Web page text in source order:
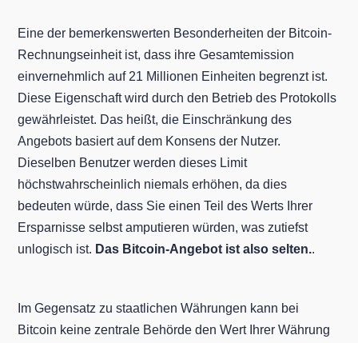
Eine der bemerkenswerten Besonderheiten der Bitcoin-
Rechnungseinheit ist, dass ihre Gesamtemission
einvernehmlich auf 21 Millionen Einheiten begrenzt ist.
Diese Eigenschaft wird durch den Betrieb des Protokolls
gewährleistet. Das heißt, die Einschränkung des
Angebots basiert auf dem Konsens der Nutzer.
Dieselben Benutzer werden dieses Limit
höchstwahrscheinlich niemals erhöhen, da dies
bedeuten würde, dass Sie einen Teil des Werts Ihrer
Ersparnisse selbst amputieren würden, was zutiefst
unlogisch ist. Das Bitcoin-Angebot ist also selten..
Im Gegensatz zu staatlichen Währungen kann bei
Bitcoin keine zentrale Behörde den Wert Ihrer Währung